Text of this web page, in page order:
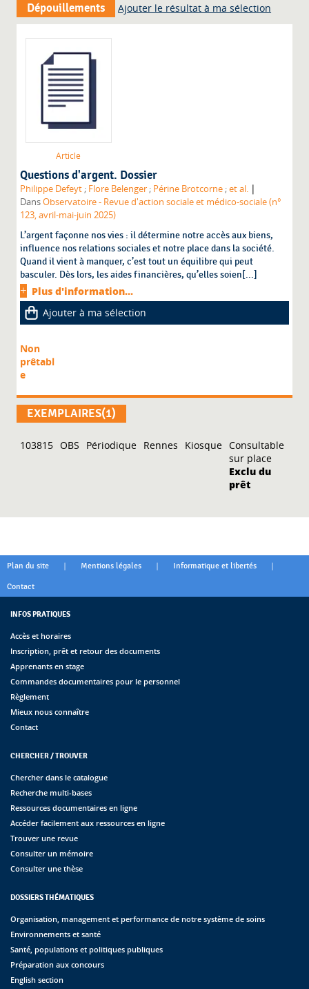
Dépouillements Ajouter le résultat à ma sélection
Article
Questions d'argent. Dossier
Philippe Defeyt ; Flore Belenger ; Périne Brotcorne ;et al. |
DansObservatoire - Revue d'action sociale et médico-sociale (n°
123, avril-mai-juin 2025)
L’argent façonne nos vies : il détermine notre accès aux biens,
influence nos relations sociales et notre place dans la société.
Quand il vient à manquer, c’est tout un équilibre qui peut
basculer. Dès lors, les aides financières, qu’elles soien[...]
Plus d'information...
Ajouter à ma sélection
Non
prêtabl
e
EXEMPLAIRES(1)
103815 OBS Périodique Rennes Kiosque Consultable
sur place
Exclu du
prêt
Plan du site | Mentions légales | Informatique et libertés |
Contact
INFOS PRATIQUES
Accès et horaires
Inscription, prêt et retour des documents
Apprenants en stage
Commandes documentaires pour le personnel
Règlement
Mieux nous connaître
Contact
CHERCHER / TROUVER
Chercher dans le catalogue
Recherche multi-bases
Ressources documentaires en ligne
Accéder facilement aux ressources en ligne
Trouver une revue
Consulter un mémoire
Consulter une thèse
DOSSIERS THÉMATIQUES
Organisation, management et performance de notre système de soins
Environnements et santé
Santé, populations et politiques publiques
Préparation aux concours
English section